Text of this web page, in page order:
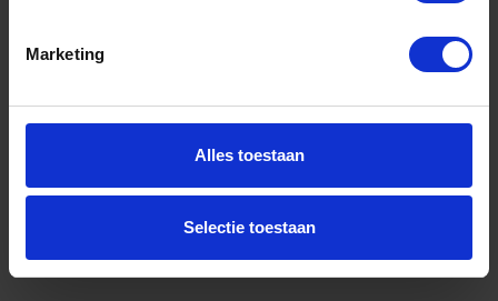
Marketing
Alles toestaan
Selectie toestaan
Klantenservice Ome Dick
Winkelwagen